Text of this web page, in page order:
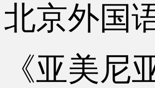
北京外国
《亚美尼